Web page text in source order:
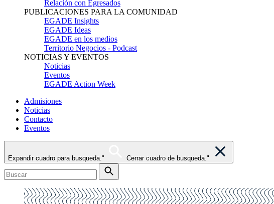
Relación con Egresados
PUBLICACIONES PARA LA COMUNIDAD
EGADE Insights
EGADE Ideas
EGADE en los medios
Territorio Negocios - Podcast
NOTICIAS Y EVENTOS
Noticias
Eventos
EGADE Action Week
Admisiones
Noticias
Contacto
Eventos
Expandir cuadro para busqueda." Cerrar cuadro de busqueda."